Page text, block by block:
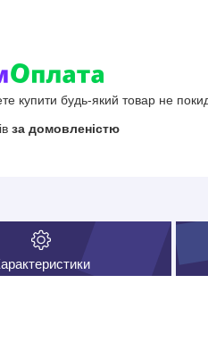
купити будь-який товар не
за домовленістю